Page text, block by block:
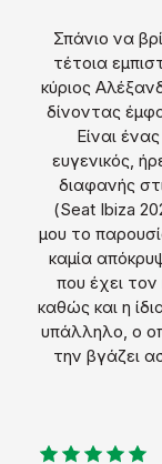
Σπάνιο να
τέτοια
κύριος
δίνοντας
Είναι
ευγενικός,
διαφανής
(Seat Ibiza
μου το
καμία
που έχει
καθώς και η
υπάλληλο, ο
την βγάζει